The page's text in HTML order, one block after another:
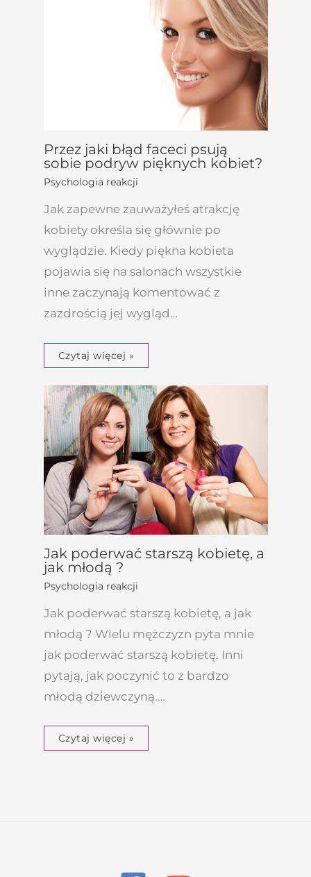
Przez jaki błąd faceci psują
sobie podryw pięknych kobiet?
Psychologia reakcji
Jak zapewne zauważyłeś atrakcję
kobiety określa się głównie po
wyglądzie. Kiedy piękna kobieta
pojawia się na salonach wszystkie
inne zaczynają komentować z
zazdrością jej wygląd…
Czytaj więcej »
Jak poderwać starszą kobietę, a
jak młodą ?
Psychologia reakcji
Jak poderwać starszą kobietę, a jak
młodą ? Wielu mężczyzn pyta mnie
jak poderwać starszą kobietę. Inni
pytają, jak poczynić to z bardzo
młodą dziewczyną.…
Czytaj więcej »